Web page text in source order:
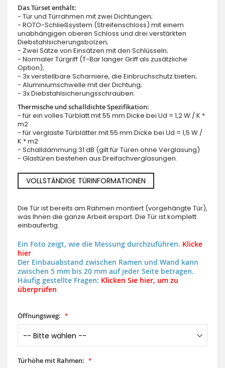
Das Türset enthält:
- Tür und Türrahmen mit zwei Dichtungen;
- ROTO-Schließsystem (Streifenschloss) mit einem
unabhängigen oberen Schloss und drei verstärkten
Diebstahlsicherungsbolzen;
- Zwei Sätze von Einsätzen mit den Schlüsseln;
- Normaler Türgriff (T-Bar langer Griff als zusätzliche
Option);
- 3x verstellbare Scharniere, die Einbruchschutz bieten;
- Aluminiumschwelle mit der Dichtung;
- 3x Diebstahlsicherungsschrauben.
Thermische und schalldichte Spezifikation:
- für ein volles Türblatt mit 55 mm Dicke bei Ud = 1,2 W / K *
m2
- für verglaste Türblätter mit 55 mm Dicke bei Ud = 1,5 W /
K * m2
- Schalldämmung 31 dB (gilt für Türen ohne Verglasung)
- Glastüren bestehen aus Dreifachverglasungen.
VOLLSTÄNDIGE TÜRINFORMATIONEN
Die Tür ist bereits am Rahmen montiert (vorgehängte Tür),
was Ihnen die ganze Arbeit erspart. Die Tür ist komplett
einbaufertig.
Ein Foto zeigt, wie die Messung durchzuführen. Klicke
hier
Der Einbauabstand zwischen Ramen und Wand kann
zwischen 5 mm bis 20 mm auf jeder Seite betragen.
Häufig gestellte Fragen: Klicken Sie hier, um zu
überprüfen
Öffnungsweg:
Türhöhe mit Rahmen: